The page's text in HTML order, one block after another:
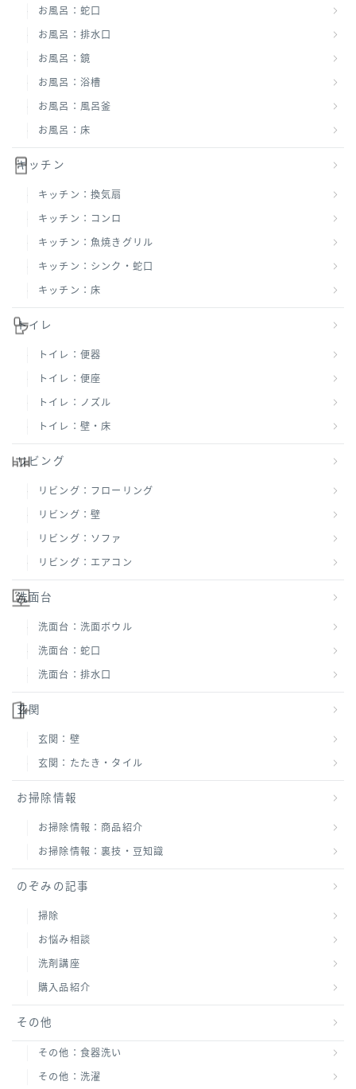
お風呂：蛇口
お風呂：排水口
お風呂：鏡
お風呂：浴槽
お風呂：風呂釜
お風呂：床
キッチン
キッチン：換気扇
キッチン：コンロ
キッチン：魚焼きグリル
キッチン：シンク・蛇口
キッチン：床
トイレ
トイレ：便器
トイレ：便座
トイレ：ノズル
トイレ：壁・床
リビング
リビング：フローリング
リビング：壁
リビング：ソファ
リビング：エアコン
洗面台
洗面台：洗面ボウル
洗面台：蛇口
洗面台：排水口
玄関
玄関：壁
玄関：たたき・タイル
お掃除情報
お掃除情報：商品紹介
お掃除情報：裏技・豆知識
のぞみの記事
掃除
お悩み相談
洗剤講座
購入品紹介
その他
その他：食器洗い
その他：洗濯